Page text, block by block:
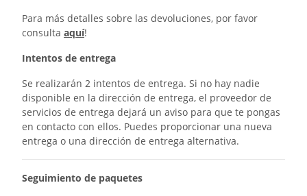
Para más detalles sobre las devoluciones, por favor
consulta aquí!
Intentos de entrega
Se realizarán 2 intentos de entrega. Si no hay nadie
disponible en la dirección de entrega, el proveedor de
servicios de entrega dejará un aviso para que te pongas
en contacto con ellos. Puedes proporcionar una nueva
entrega o una dirección de entrega alternativa.
Seguimiento de paquetes